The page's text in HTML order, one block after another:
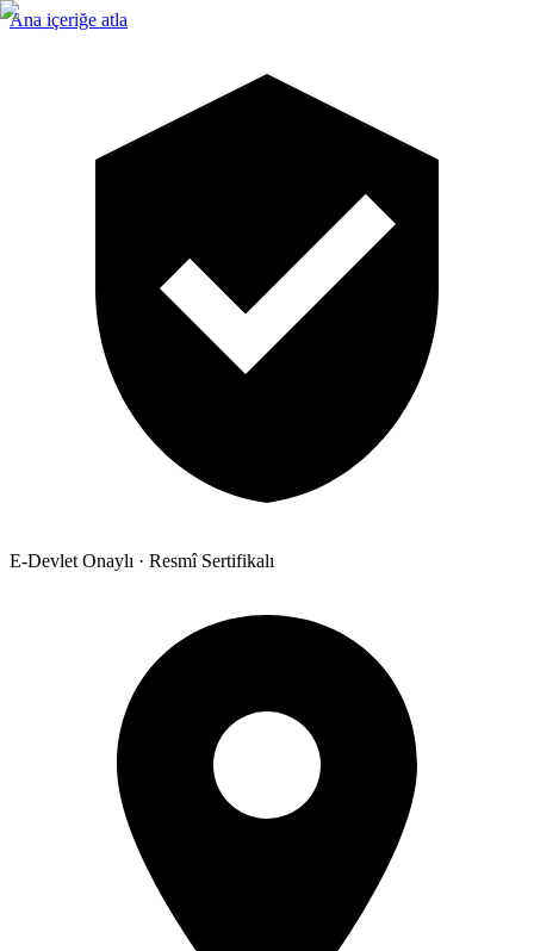
Ana içeriğe atla
E-Devlet Onaylı · Resmî Sertifikalı